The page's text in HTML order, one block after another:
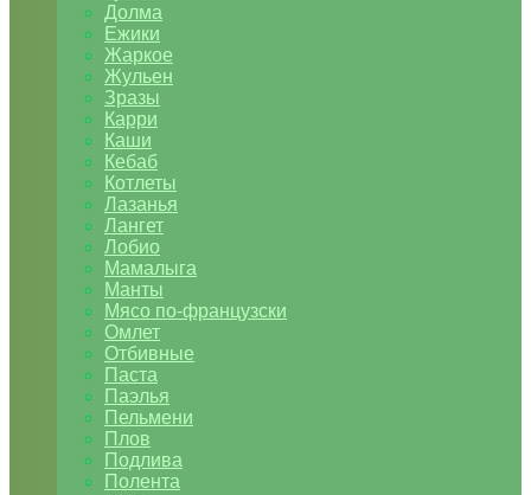
Долма
Ежики
Жаркое
Жульен
Зразы
Карри
Каши
Кебаб
Котлеты
Лазанья
Лангет
Лобио
Мамалыга
Манты
Мясо по-французски
Омлет
Отбивные
Паста
Паэлья
Пельмени
Плов
Подлива
Полента